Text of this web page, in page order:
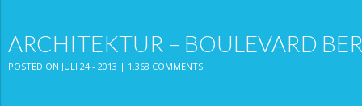
ARCHITEKTUR – BOULEVARD
POSTED ON JULI 24 - 2013 | 1.368 COMMENTS